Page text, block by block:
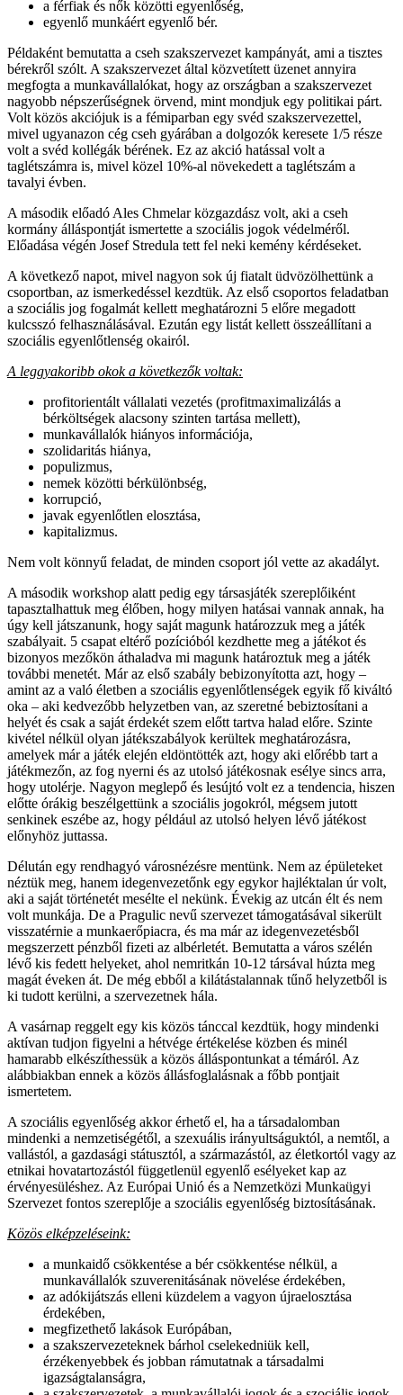
a férfiak és nők közötti egyenlőség,
egyenlő munkáért egyenlő bér.
Példaként bemutatta a cseh szakszervezet kampányát, ami a tisztes
bérekről szólt. A szakszervezet által közvetített üzenet annyira
megfogta a munkavállalókat, hogy az országban a szakszervezet
nagyobb népszerűségnek örvend, mint mondjuk egy politikai párt.
Volt közös akciójuk is a fémiparban egy svéd szakszervezettel,
mivel ugyanazon cég cseh gyárában a dolgozók keresete 1/5 része
volt a svéd kollégák bérének. Ez az akció hatással volt a
taglétszámra is, mivel közel 10%-al növekedett a taglétszám a
tavalyi évben.
A második előadó Ales Chmelar közgazdász volt, aki a cseh
kormány álláspontját ismertette a szociális jogok védelméről.
Előadása végén Josef Stredula tett fel neki kemény kérdéseket.
A következő napot, mivel nagyon sok új fiatalt üdvözölhettünk a
csoportban, az ismerkedéssel kezdtük. Az első csoportos feladatban
a szociális jog fogalmát kellett meghatározni 5 előre megadott
kulcsszó felhasználásával. Ezután egy listát kellett összeállítani a
szociális egyenlőtlenség okairól.
A leggyakoribb okok a következők voltak:
profitorientált vállalati vezetés (profitmaximalizálás a
bérköltségek alacsony szinten tartása mellett),
munkavállalók hiányos információja,
szolidaritás hiánya,
populizmus,
nemek közötti bérkülönbség,
korrupció,
javak egyenlőtlen elosztása,
kapitalizmus.
Nem volt könnyű feladat, de minden csoport jól vette az akadályt.
A második workshop alatt pedig egy társasjáték szereplőiként
tapasztalhattuk meg élőben, hogy milyen hatásai vannak annak, ha
úgy kell játszanunk, hogy saját magunk határozzuk meg a játék
szabályait. 5 csapat eltérő pozícióból kezdhette meg a játékot és
bizonyos mezőkön áthaladva mi magunk határoztuk meg a játék
további menetét. Már az első szabály bebizonyította azt, hogy –
amint az a való életben a szociális egyenlőtlenségek egyik fő kiváltó
oka – aki kedvezőbb helyzetben van, az szeretné bebiztosítani a
helyét és csak a saját érdekét szem előtt tartva halad előre. Szinte
kivétel nélkül olyan játékszabályok kerültek meghatározásra,
amelyek már a játék elején eldöntötték azt, hogy aki előrébb tart a
játékmezőn, az fog nyerni és az utolsó játékosnak esélye sincs arra,
hogy utolérje. Nagyon meglepő és lesújtó volt ez a tendencia, hiszen
előtte órákig beszélgettünk a szociális jogokról, mégsem jutott
senkinek eszébe az, hogy például az utolsó helyen lévő játékost
előnyhöz juttassa.
Délután egy rendhagyó városnézésre mentünk. Nem az épületeket
néztük meg, hanem idegenvezetőnk egy egykor hajléktalan úr volt,
aki a saját történetét mesélte el nekünk. Évekig az utcán élt és nem
volt munkája. De a Pragulic nevű szervezet támogatásával sikerült
visszatérnie a munkaerőpiacra, és ma már az idegenvezetésből
megszerzett pénzből fizeti az albérletét. Bemutatta a város szélén
lévő kis fedett helyeket, ahol nemritkán 10-12 társával húzta meg
magát éveken át. De még ebből a kilátástalannak tűnő helyzetből is
ki tudott kerülni, a szervezetnek hála.
A vasárnap reggelt egy kis közös tánccal kezdtük, hogy mindenki
aktívan tudjon figyelni a hétvége értékelése közben és minél
hamarabb elkészíthessük a közös álláspontunkat a témáról. Az
alábbiakban ennek a közös állásfoglalásnak a főbb pontjait
ismertetem.
A szociális egyenlőség akkor érhető el, ha a társadalomban
mindenki a nemzetiségétől, a szexuális irányultságuktól, a nemtől, a
vallástól, a gazdasági státusztól, a származástól, az életkortól vagy az
etnikai hovatartozástól függetlenül egyenlő esélyeket kap az
érvényesüléshez. Az Európai Unió és a Nemzetközi Munkaügyi
Szervezet fontos szereplője a szociális egyenlőség biztosításának.
Közös elképzeléseink:
a munkaidő csökkentése a bér csökkentése nélkül, a
munkavállalók szuverenitásának növelése érdekében,
az adókijátszás elleni küzdelem a vagyon újraelosztása
érdekében,
megfizethető lakások Európában,
a szakszervezeteknek bárhol cselekedniük kell,
érzékenyebbek és jobban rámutatnak a társadalmi
igazságtalanságra,